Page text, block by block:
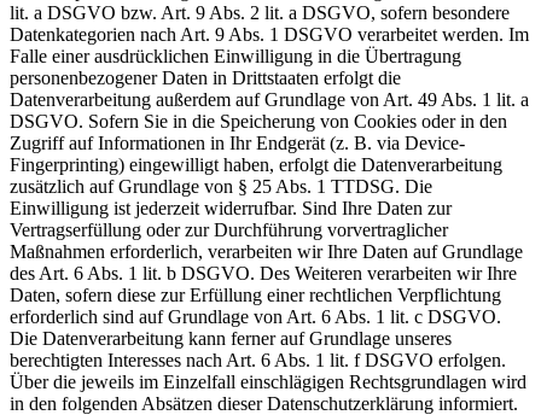
lit. a DSGVO bzw. Art. 9 Abs. 2 lit. a DSGVO, sofern besondere
Datenkategorien nach Art. 9 Abs. 1 DSGVO verarbeitet werden. Im
Falle einer ausdrücklichen Einwilligung in die Übertragung
personenbezogener Daten in Drittstaaten erfolgt die
Datenverarbeitung außerdem auf Grundlage von Art. 49 Abs. 1 lit. a
DSGVO. Sofern Sie in die Speicherung von Cookies oder in den
Zugriff auf Informationen in Ihr Endgerät (z. B. via Device-
Fingerprinting) eingewilligt haben, erfolgt die Datenverarbeitung
zusätzlich auf Grundlage von § 25 Abs. 1 TTDSG. Die
Einwilligung ist jederzeit widerrufbar. Sind Ihre Daten zur
Vertragserfüllung oder zur Durchführung vorvertraglicher
Maßnahmen erforderlich, verarbeiten wir Ihre Daten auf Grundlage
des Art. 6 Abs. 1 lit. b DSGVO. Des Weiteren verarbeiten wir Ihre
Daten, sofern diese zur Erfüllung einer rechtlichen Verpflichtung
erforderlich sind auf Grundlage von Art. 6 Abs. 1 lit. c DSGVO.
Die Datenverarbeitung kann ferner auf Grundlage unseres
berechtigten Interesses nach Art. 6 Abs. 1 lit. f DSGVO erfolgen.
Über die jeweils im Einzelfall einschlägigen Rechtsgrundlagen wird
in den folgenden Absätzen dieser Datenschutzerklärung informiert.